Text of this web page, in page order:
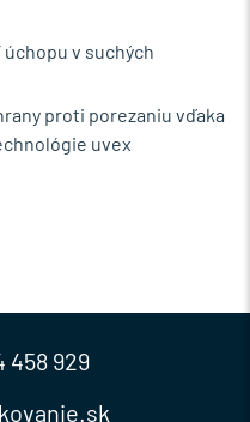
v suchých
proti porezaniu vďaka
uvex
458 929